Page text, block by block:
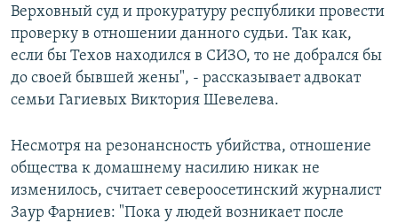
Верховный суд и прокуратуру республики провести
проверку в отношении данного судьи. Так как,
если бы Техов находился в СИЗО, то не добрался бы
до своей бывшей жены", - рассказывает адвокат
семьи Гагиевых Виктория Шевелева.
Несмотря на резонансность убийства, отношение
общества к домашнему насилию никак не
изменилось, считает североосетинский журналист
Заур Фарниев: "Пока у людей возникает после